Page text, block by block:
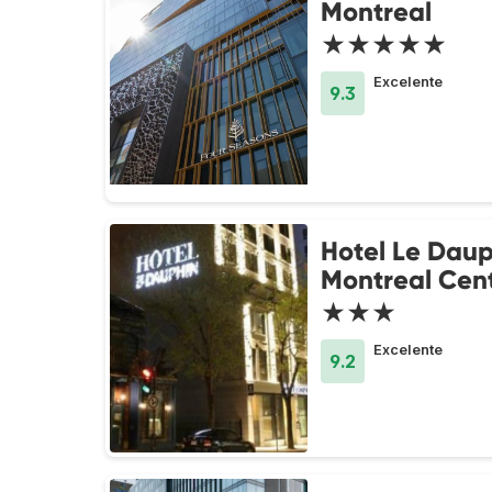
Montreal
★★★★★
9.3
Excelente
Hotel Le
Montreal
★★★
9.2
Excelente